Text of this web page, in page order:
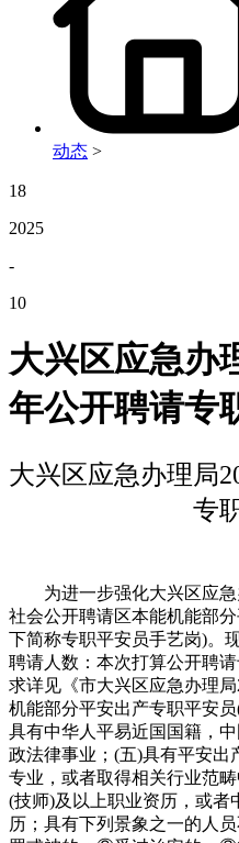
动态 >
18
2025
-
10
大兴区应急办
年公开聘请专
大兴区应急办理局
专
为进一步强化大兴区应急
社会公开聘请区本能机能部
下简称专职平安员手艺岗)。
聘请人数：本次打算公开聘
求详见《市大兴区应急办理
机能部分平安出产专职平安
具有中华人平易近国国籍，
政法律事业；(五)具有平安出
专业，或者取得相关行业范
(技师)及以上职业资历，或者
历；具有下列景象之一的人